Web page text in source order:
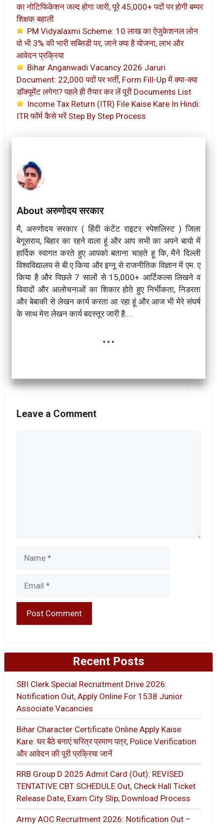
का नोटिफिकेशन जल्द होगा जारी, पूरे 45,000+ पदों पर होगी बम्पर
शिक्षक बहाली
PM Vidyalaxmi Scheme: 10 लाख का ऐजुकेशनल लोन
वो भी 3% की भारी सब्सिडी पर, जाने क्या है योजना, लाभ और
आवेदन प्रक्रिया
Bihar Anganwadi Vacancy 2026 Jaruri
Document: 22,000 पदों पर भर्ती, Form Fill-Up में क्या-क्या
डॉक्यूमेंट लगेगा? पहले ही तैयार कर लें पूरी Documents List
Income Tax Return (ITR) File Kaise Kare In Hindi:
ITR फॉर्म कैसे भरें Step By Step Process
About अरुणोदय सरकार
मै, अरुणोदय सरकार ( हिंदी कंटेंट राइटर स्पेशलिस्ट ) जिला
बेगूसराय, बिहार का रहने वाला हूं और आप सभी का अपने बायो में
हार्दिक स्वागत करते हुए आपको बताना चाहते हू कि, मैने दिल्ली
विश्वविद्यालय से बी.ए किया और इग्नू से राजनीतिक विज्ञान में एम. ए
किया है और पिछले 7 सालों से 15,000+ आर्टिकल्स लिखने व
विवादों और आलोचनाओं का शिकार होते हुए निर्भीकता, निडरता
और बेबाकी से लेखन कार्य करता आ रहा हूं और आज भी मेरे संघर्ष
के साथ मेरा लेखन कार्य बदस्तूर जारी है....
...
Leave a Comment
Recent Posts
SBI Clerk Special Recruitment Drive 2026:
Notification Out, Apply Online For 1538 Junior
Associate Vacancies
Bihar Character Certificate Online Apply Kaise
Kare: घर बैठे बनाएं चरित्र प्रमाण पत्र, Police Verification
और आवेदन की पूरी प्रक्रिया जानें
RRB Group D 2025 Admit Card (Out): REVISED
TENTATIVE CBT SCHEDULE Out, Check Hall Ticket
Release Date, Exam City Slip, Download Process
Army AOC Recruitment 2026: Notification Out –